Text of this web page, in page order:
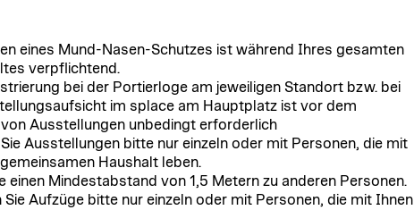
eines Mund-Nasen-Schutzes ist während Ihres gesamten
verpflichtend.
bei der Portierloge am jeweiligen Standort bzw. bei
im splace am Hauptplatz ist vor dem
Ausstellungen unbedingt erforderlich
Ausstellungen bitte nur einzeln oder mit Personen, die mit
Haushalt leben.
einen Mindestabstand von 1,5 Metern zu anderen Personen.
Sie Aufzüge bitte nur einzeln oder mit Personen, die mit Ihnen